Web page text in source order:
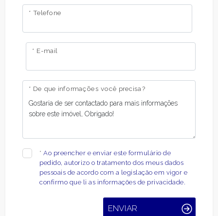
* Telefone
* E-mail
* De que informações você precisa?
*Ao preencher e enviar este formulário de
pedido, autorizo ​​o tratamento dos meus dados
pessoais de acordo com a legislação em vigor e
confirmo que li as informações de privacidade.
ENVIAR